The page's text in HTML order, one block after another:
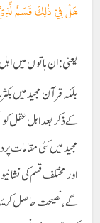
هَلْ فِيْ ذٰلِكَ قَسَمٌ
یعنی: ان باتوں میں
بلکہ قرآن مجید میں
کے ذکر بعد اہل عقل کو
مجید میں کئی مقامات
اور مختلف قسم کی
گے ،نصیحت حاصل